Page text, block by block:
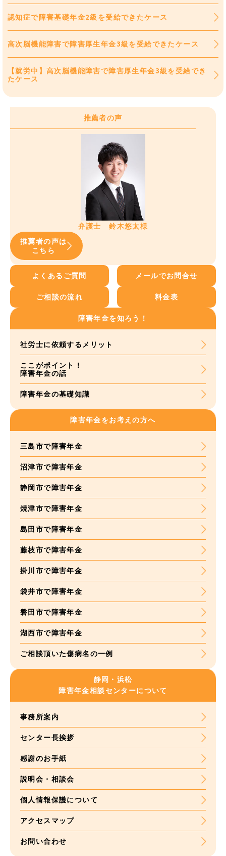
認知症で障害基礎年金2級を受給できたケース
高次脳機能障害で障害厚生年金3級を受給できたケース
【就労中】高次脳機能障害で障害厚生年金3級を受給でき
たケース
推薦者の声
弁護士 鈴木悠太様
推薦者の声は
こちら
よくあるご質問 メールでお問合せ
ご相談の流れ 料金表
障害年金を知ろう！
社労士に依頼するメリット
ここがポイント！
障害年金の話
障害年金の基礎知識
障害年金をお考えの方へ
三島市で障害年金
沼津市で障害年金
静岡市で障害年金
焼津市で障害年金
島田市で障害年金
藤枝市で障害年金
掛川市で障害年金
袋井市で障害年金
磐田市で障害年金
湖西市で障害年金
ご相談頂いた傷病名の一例
静岡・浜松
障害年金相談センターについて
事務所案内
センター長挨拶
感謝のお手紙
説明会・相談会
個人情報保護について
アクセスマップ
お問い合わせ